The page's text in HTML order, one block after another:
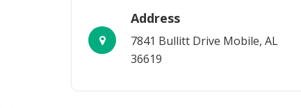
Address
7841 Bullitt Drive Mobile, AL
36619